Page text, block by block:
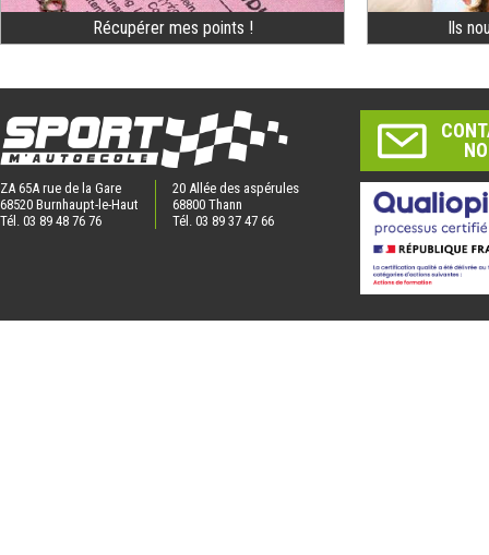
Récupérer mes points ! Ils
ZA 65A rue de la Gare
68520 Burnhaupt-le-Haut
Tél. 03 89 48 76 76
20 Allée des aspérules
68800 Thann
Tél. 03 89 37 47 66